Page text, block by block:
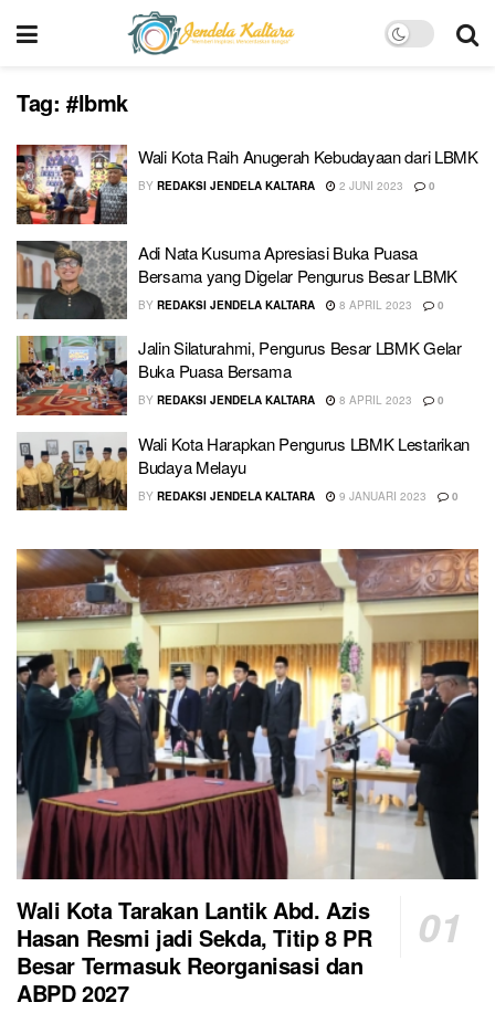
Tag: #lbmk
Wali Kota Raih Anugerah Kebudayaan dari LBMK
BY REDAKSI JENDELA KALTARA 2 JUNI 2023 0
Adi Nata Kusuma Apresiasi Buka Puasa
Bersama yang Digelar Pengurus Besar LBMK
BY REDAKSI JENDELA KALTARA 8 APRIL 2023 0
Jalin Silaturahmi, Pengurus Besar LBMK Gelar
Buka Puasa Bersama
BY REDAKSI JENDELA KALTARA 8 APRIL 2023 0
Wali Kota Harapkan Pengurus LBMK Lestarikan
Budaya Melayu
BY REDAKSI JENDELA KALTARA 9 JANUARI 2023 0
Wali Kota Tarakan Lantik Abd. Azis
Hasan Resmi jadi Sekda, Titip 8 PR
Besar Termasuk Reorganisasi dan
ABPD 2027